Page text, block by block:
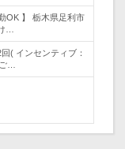
OK 】 栃木県足利市
…
( インセンティブ：
…